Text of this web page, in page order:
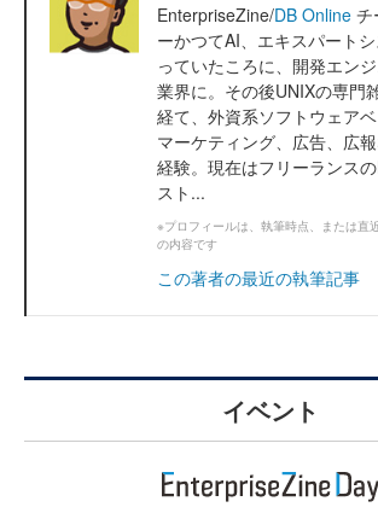
EnterpriseZine/DB Online チ
ーかつてAI、エキスパート
っていたころに、開発エン
業界に。その後UNIXの専門
経て、外資系ソフトウェア
マーケティング、広告、広
経験。現在はフリーランス
スト...
※プロフィールは、執筆時点、または直
の内容です
この著者の最近の執筆記事
イベント